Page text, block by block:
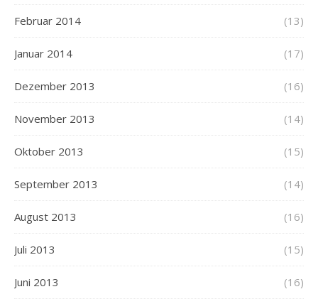
Februar 2014 (13)
Januar 2014 (17)
Dezember 2013 (16)
November 2013 (14)
Oktober 2013 (15)
September 2013 (14)
August 2013 (16)
Juli 2013 (15)
Juni 2013 (16)